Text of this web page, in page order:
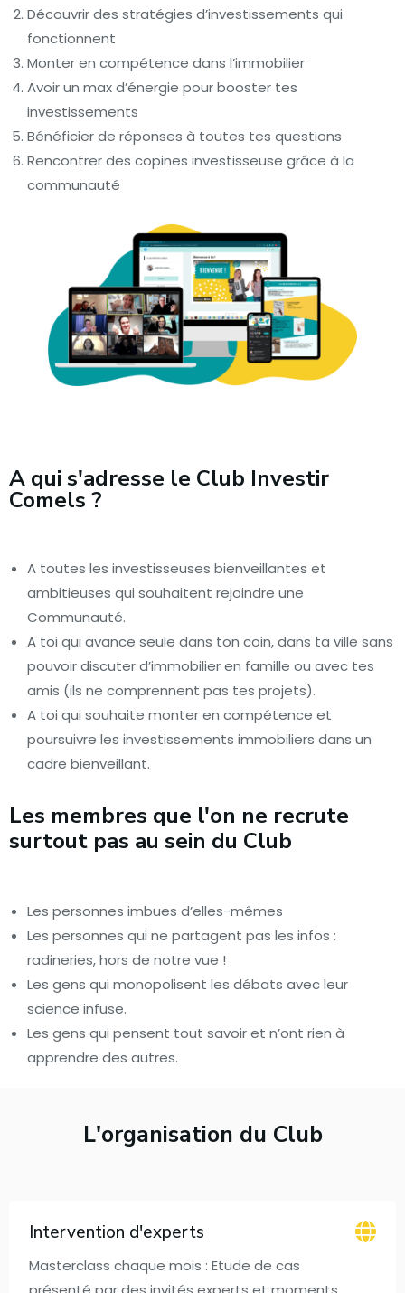
Découvrir des stratégies d’investissements qui
fonctionnent
Monter en compétence dans l’immobilier
Avoir un max d’énergie pour booster tes
investissements
Bénéficier de réponses à toutes tes questions
Rencontrer des copines investisseuse grâce à la
communauté
A qui s'adresse le Club Investir
Comels ?
A toutes les investisseuses bienveillantes et
ambitieuses qui souhaitent rejoindre une
Communauté.
A toi qui avance seule dans ton coin, dans ta ville sans
pouvoir discuter d’immobilier en famille ou avec tes
amis (ils ne comprennent pas tes projets).
A toi qui souhaite monter en compétence et
poursuivre les investissements immobiliers dans un
cadre bienveillant.
Les membres que l'on ne recrute
surtout pas au sein du Club
Les personnes imbues d’elles-mêmes
Les personnes qui ne partagent pas les infos :
radineries, hors de notre vue !
Les gens qui monopolisent les débats avec leur
science infuse.
Les gens qui pensent tout savoir et n’ont rien à
apprendre des autres.
L'organisation du Club
Intervention d'experts
Masterclass chaque mois : Etude de cas